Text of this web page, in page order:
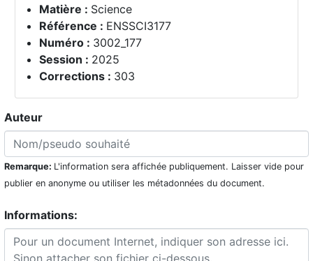
Matière : Science
Référence : ENSSCI3177
Numéro : 3002_177
Session : 2025
Corrections : 303
Auteur
Remarque: L'information sera affichée publiquement. Laisser vide pour
publier en anonyme ou utiliser les métadonnées du document.
Informations: